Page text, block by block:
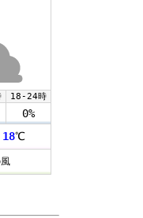
18-24時
0%
18℃